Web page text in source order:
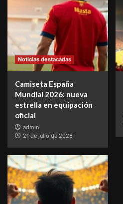
Noticias destacadas
Camiseta España
Mundial 2026: nueva
estrella en equipación
oficial
admin
21 de julio de 2026